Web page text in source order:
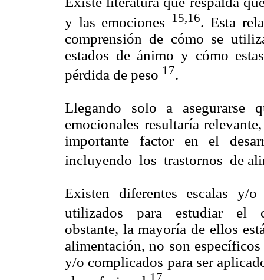
y las emociones
15,16. Esta
comprensión de cómo se
estados de ánimo y cómo
pérdida de peso 17.
Llegando solo a asegurarse
emocionales resultaría
importante factor en el
incluyendo los trastornos de
Existen diferentes escalas y/
utilizados para estudiar el
obstante, la mayoría de ellos
alimentación, no son
y/o complicados para ser
17